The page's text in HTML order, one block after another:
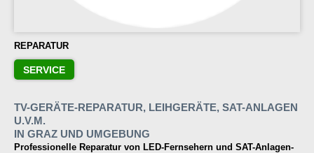
REPARATUR
SERVICE
TV-GERÄTE-REPARATUR, LEIHGERÄTE, SAT-ANLAGEN
U.V.M.
IN GRAZ UND UMGEBUNG
Professionelle Reparatur von LED-Fernsehern und SAT-Anlagen-